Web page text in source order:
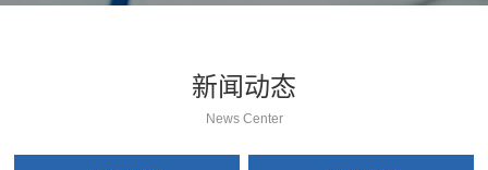
新闻动态
News Center